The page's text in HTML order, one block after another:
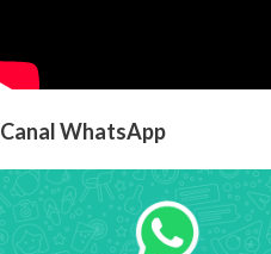
Canal WhatsApp